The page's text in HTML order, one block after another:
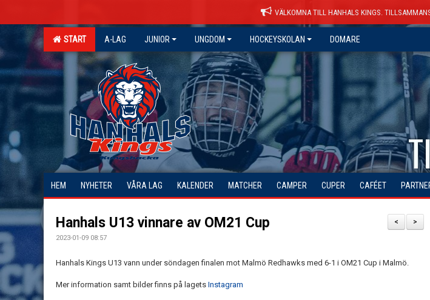
VÄLKOMNA TILL HANHALS KINGS.
START A-LAG JUNIOR UNGDOM HOCKEYSKOLAN DOMARE
HEM NYHETER VÅRA LAG KALENDER MATCHER CAMPER CUPER CAFÉET
>
<
Hanhals U13 vinnare av OM21 Cup
2023-01-09 08:57
Hanhals Kings U13 vann under söndagen finalen mot Malmö Redhawks med 6-1 i OM21 Cup i Malmö.
Mer information samt bilder finns på lagets Instagram